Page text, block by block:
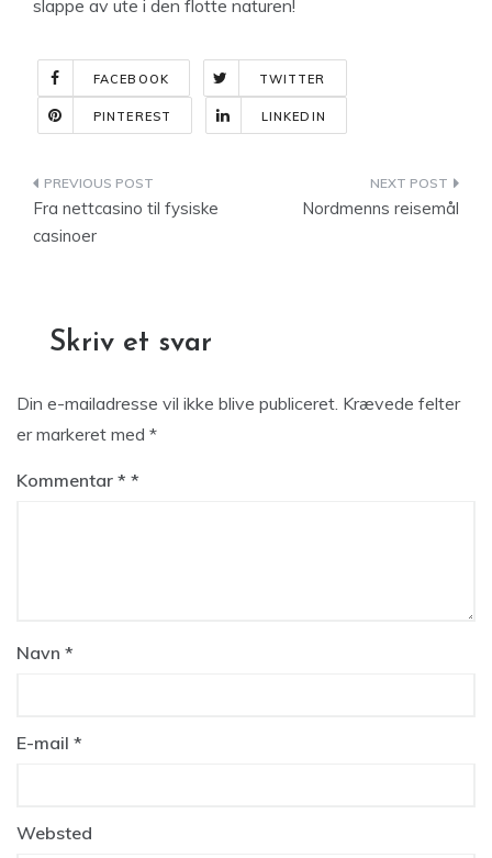
slappe av ute i den flotte naturen!
FACEBOOK TWITTER
PINTEREST LINKEDIN
Indlægsnavigation
Fra nettcasino til fysiske
casinoer
Nordmenns reisemål
Skriv et svar
Din e-mailadresse vil ikke blive publiceret. Krævede felter
er markeret med *
Kommentar *
Navn *
E-mail *
Websted